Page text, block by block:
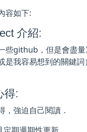
容如下:
介紹:
些github，但是會盡
是我容易想到的關鍵
得:
，強迫自己閱讀．